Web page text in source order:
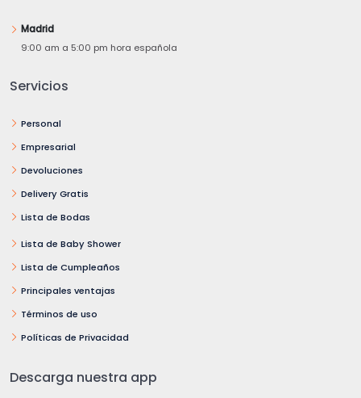
Madrid
9:00 am a 5:00 pm hora española
Servicios
Personal
Empresarial
Devoluciones
Delivery Gratis
Lista de Bodas
Lista de Baby Shower
Lista de Cumpleaños
Principales ventajas
Términos de uso
Políticas de Privacidad
Descarga nuestra app